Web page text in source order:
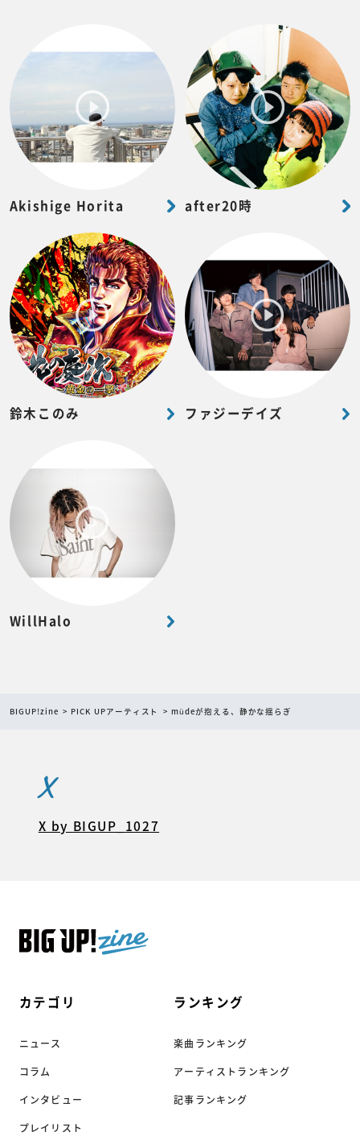
Akishige Horita after20時
鈴木このみ ファジーデイズ
WillHalo
BIGUP!zine PICK UPアーティスト müdeが抱える、静かな揺らぎ
カテゴリ
ニュース
コラム
インタビュー
プレイリスト
ランキング
楽曲ランキング
アーティストランキング
記事ランキング
X
X by BIGUP_1027